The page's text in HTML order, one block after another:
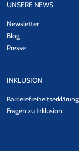
UNSERE NEWS
Newsletter
Blog
Presse
INKLUSION
Barrierefreiheitserklärung
Fragen zu Inklusion